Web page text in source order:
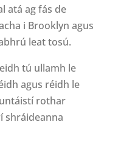
atá ag fás de
i Brooklyn agus
leat tosú.
tú ullamh le
agus réidh le
rothar
shráideanna